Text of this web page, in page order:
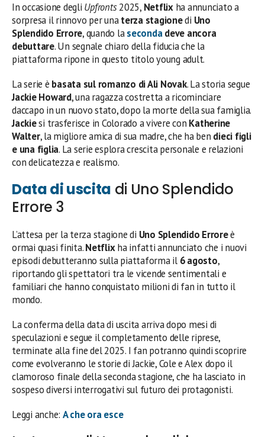
In occasione degli Upfronts2025, Netflixha annunciato a
sorpresa il rinnovo per unaterza stagionedi Uno
Splendido Errore, quando lasecondadeve ancora
debuttare. Un segnale chiaro della fiducia che la
piattaforma ripone in questo titolo young adult.
La serie è basata sul romanzo di Ali Novak. La storia segue
Jackie Howard, una ragazza costretta a ricominciare
daccapo in un nuovo stato, dopo la morte della sua famiglia.
Jackiesi trasferisce in Colorado a vivere con Katherine
Walter, la migliore amica di sua madre, che ha ben dieci figli
e una figlia. La serie esplora crescita personale e relazioni
con delicatezza e realismo.
Data di uscita di Uno Splendido
Errore 3
L’attesa per la terza stagione di Uno Splendido Erroreè
ormai quasi finita.Netflixha infatti annunciato che i nuovi
episodi debutteranno sulla piattaforma il 6 agosto,
riportando gli spettatori tra le vicende sentimentali e
familiari che hanno conquistato milioni di fan in tutto il
mondo.
La conferma della data di uscita arriva dopo mesi di
speculazioni e segue il completamento delle riprese,
terminate alla fine del 2025. I fan potranno quindi scoprire
come evolveranno le storie di Jackie, Cole e Alex dopo il
clamoroso finale della seconda stagione, che ha lasciato in
sospeso diversi interrogativi sul futuro dei protagonisti.
Leggi anche: A che ora esce